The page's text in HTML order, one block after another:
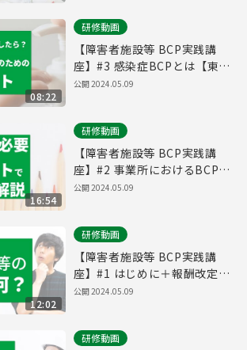
08:22
研修動画
【障害者施設等 BCP実践講
座】#3 感染症BCPとは【東京
都】
公開2024.05.09
16:54
研修動画
【障害者施設等 BCP実践講
座】#2 事業所におけるBCPと
は【東京都】
公開2024.05.09
12:02
研修動画
【障害者施設等 BCP実践講
座】#1 はじめに＋報酬改定の
ポイント【東京都】
公開2024.05.09
研修動画